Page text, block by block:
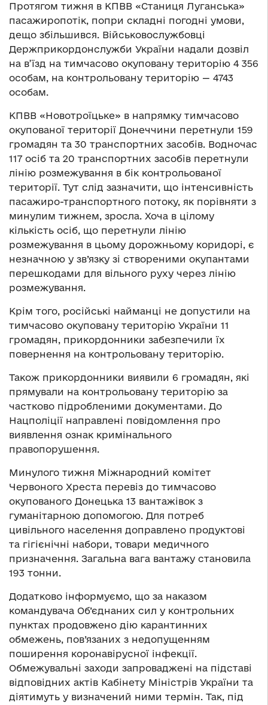
Протягом тижня в КПВВ «Станиця Луганська»
пасажиропотік, попри складні погодні умови,
дещо збільшився. Військовослужбовці
Держприкордонслужби України надали дозвіл
на в’їзд на тимчасово окуповану територію 4 356
особам, на контрольовану територію — 4743
особам.
КПВВ «Новотроїцьке» в напрямку тимчасово
окупованої території Донеччини перетнули 159
громадян та 30 транспортних засобів. Водночас
117 осіб та 20 транспортних засобів перетнули
лінію розмежування в бік контрольованої
території. Тут слід зазначити, що інтенсивність
пасажиро-транспортного потоку, як порівняти з
минулим тижнем, зросла. Хоча в цілому
кількість осіб, що перетнули лінію
розмежування в цьому дорожньому коридорі, є
незначною у зв’язку зі створеними окупантами
перешкодами для вільного руху через лінію
розмежування.
Крім того, російські найманці не допустили на
тимчасово окуповану територію України 11
громадян, прикордонники забезпечили їх
повернення на контрольовану територію.
Також прикордонники виявили 6 громадян, які
прямували на контрольовану територію за
частково підробленими документами. До
Нацполіції направлені повідомлення про
виявлення ознак кримінального
правопорушення.
Минулого тижня Міжнародний комітет
Червоного Хреста перевіз до тимчасово
окупованого Донецька 13 вантажівок з
гуманітарною допомогою. Для потреб
цивільного населення доправлено продуктові
та гігієнічні набори, товари медичного
призначення. Загальна вага вантажу становила
193 тонни.
Додатково інформуємо, що за наказом
командувача Об’єднаних сил у контрольних
пунктах продовжено дію карантинних
обмежень, пов’язаних з недопущенням
поширення коронавірусної інфекції.
Обмежувальні заходи запроваджені на підставі
відповідних актів Кабінету Міністрів України та
діятимуть у визначений ними термін. Так, під